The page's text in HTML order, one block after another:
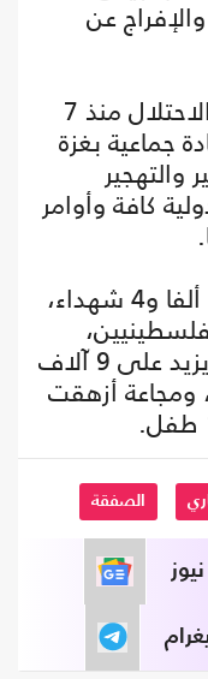
عن
وبدعم أمريكي، يرتكب جيش الاحتلال منذ 7
أكتوبر 2023 إبادة جماعية بغزة
والتهجير
كافة وأوامر
وخلّفت الإبادة الإسرائيلية 62 ألفا و4 شهداء،
من الفلسطينيين،
معظمهم أطفال ونساء، وما يزيد على 9 آلاف
ومجاعة أزهقت
الصفقة